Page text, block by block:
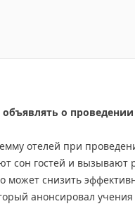
о
отелей при
сон гостей и
может снизить
анонсировал